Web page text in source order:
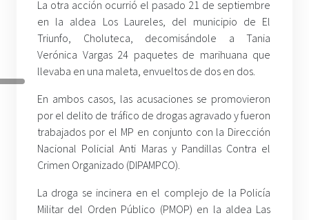
La otra acción ocurrió el pasado 21 de septiembre
en la aldea Los Laureles, del municipio de El
Triunfo, Choluteca, decomisándole a Tania
Verónica Vargas 24 paquetes de marihuana que
llevaba en una maleta, envueltos de dos en dos.
En ambos casos, las acusaciones se promovieron
por el delito de tráfico de drogas agravado y fueron
trabajados por el MP en conjunto con la Dirección
Nacional Policial Anti Maras y Pandillas Contra el
Crimen Organizado (DIPAMPCO).
La droga se incinera en el complejo de la Policía
Militar del Orden Público (PMOP) en la aldea Las